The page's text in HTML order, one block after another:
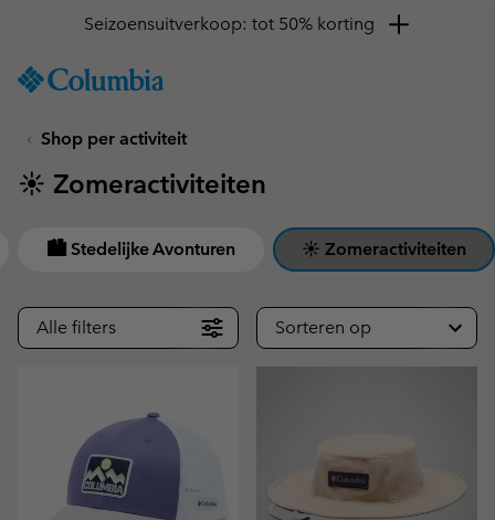
TO
SKIP
MAIN
SKIP
Seizoensuitverkoop: tot 50% korting
Shop per activiteit
☀ Zomeractiviteiten
🏙 Stedelijke Avonturen ☀ Zomeractiviteiten
Alle filters Sorteren op